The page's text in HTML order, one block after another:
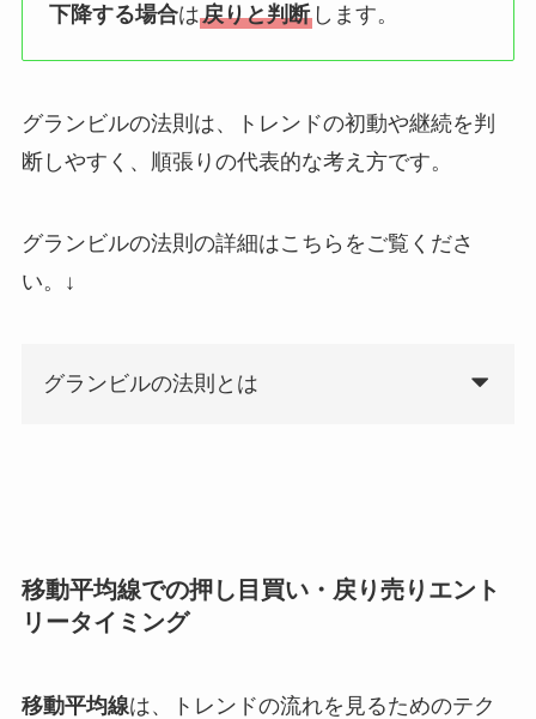
下降する場合は戻りと判断 します。
グランビルの法則は、トレンドの初動や継続を判
断しやすく、順張りの代表的な考え方です。
グランビルの法則の詳細はこちらをご覧くださ
い。↓
グランビルの法則とは
移動平均線での押し目買い・戻り売りエント
リータイミング
移動平均線は、トレンドの流れを見るためのテク